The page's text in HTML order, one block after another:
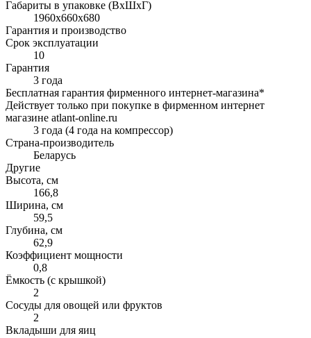
Габариты в упаковке (ВхШхГ)
1960x660x680
Гарантия и производство
Срок эксплуатации
10
Гарантия
3 года
Бесплатная гарантия фирменного интернет-магазина*
Действует только при покупке в фирменном интернет
магазине atlant-online.ru
3 года (4 года на компрессор)
Страна-производитель
Беларусь
Другие
Высота, см
166,8
Ширина, см
59,5
Глубина, см
62,9
Коэффициент мощности
0,8
Ёмкость (с крышкой)
2
Сосуды для овощей или фруктов
2
Вкладыши для яиц